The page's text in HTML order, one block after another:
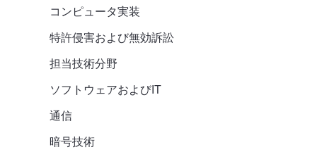
コンピュータ実装
特許侵害および無効訴訟
担当技術分野
ソフトウェアおよびIT
通信
暗号技術